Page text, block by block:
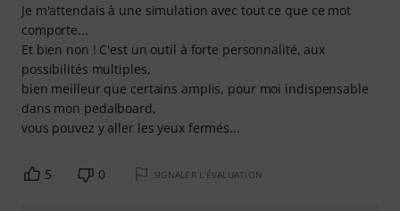
Je m'attendais à une simulation avec tout ce que ce mot
comporte...
Et bien non ! C'est un outil à forte personnalité, aux
possibilités multiples,
bien meilleur que certains amplis, pour moi indispensable
dans mon pedalboard,
vous pouvez y aller les yeux fermés...
5 0 SIGNALER L'ÉVALUATION